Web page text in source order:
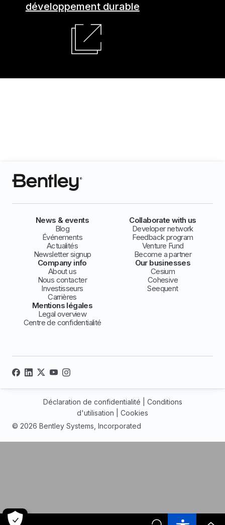
développement durable
News & events
Blog
Événements
Actualités
Newsletter signup
Collaborate with us
Developer network
Feedback program
Venture Fund
Become a partner
Company info
About us
Nous contacter
Investisseurs
Carrières
Our businesses
Cesium
Cohesive
Seequent
Mentions légales
Legal overview
Centre de confidentialité
© 2026 Bentley Systems, Incorporated
Déclaration de confidentialité
Conditions
d'utilisation
Cookies